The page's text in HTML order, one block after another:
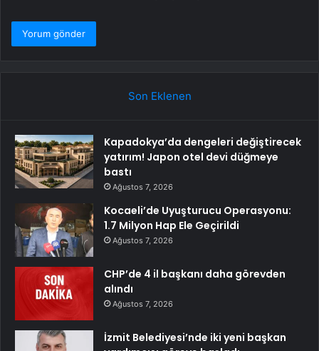
Son Eklenen
Kapadokya’da dengeleri değiştirecek
yatırım! Japon otel devi düğmeye
bastı
Ağustos 7, 2026
Kocaeli’de Uyuşturucu Operasyonu:
1.7 Milyon Hap Ele Geçirildi
Ağustos 7, 2026
CHP’de 4 il başkanı daha görevden
alındı
Ağustos 7, 2026
İzmit Belediyesi’nde iki yeni başkan